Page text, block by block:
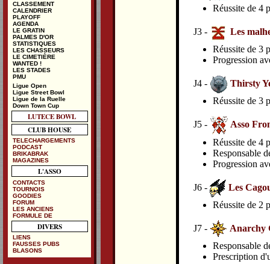
Réussite de 4
J3 -
Les
Réussite de 3
Progression
J4 -
Thirsty
Réussite de 3
J5 -
Asso
Réussite de 4
Responsable
Progression
J6 -
Les
Réussite de 2
J7 -
Anarchy
Responsable
Prescription
CLASSEMENT
CALENDRIER
PLAYOFF
AGENDA
LE GRATIN
PALMES D'OR
STATISTIQUES
LES CHASSEURS
LE CIMETIÈRE
WANTED !
LES STADES
PMU
Ligue Open
Ligue Street Bowl
Ligue de la Ruelle
Down Town Cup
LUTECE BOWL
CLUB HOUSE
TELECHARGEMENTS
PODCAST
BRIKABRAK
MAGAZINES
L'ASSO
CONTACTS
TOURNOIS
GOODIES
FORUM
LES ANCIENS
FORMULE DE
DIVERS
LIENS
FAUSSES PUBS
BLASONS